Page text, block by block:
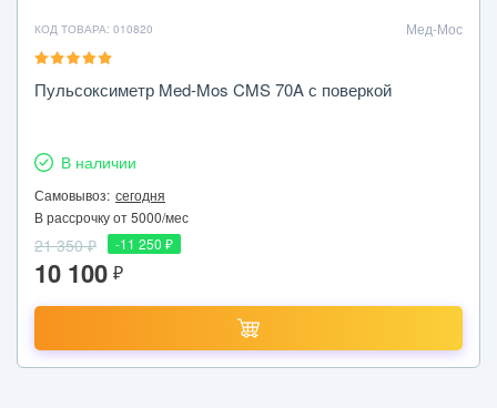
КОД ТОВАРА: 010820 Мед-Мос
Пульсоксиметр Med-Mos CMS 70A с поверкой
В наличии
Самовывоз: сегодня
В рассрочку от 5000/мес
21 350 ₽ -11 250 ₽
10 100 ₽